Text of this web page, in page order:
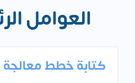
العوامل
كتابة خطط معالجة